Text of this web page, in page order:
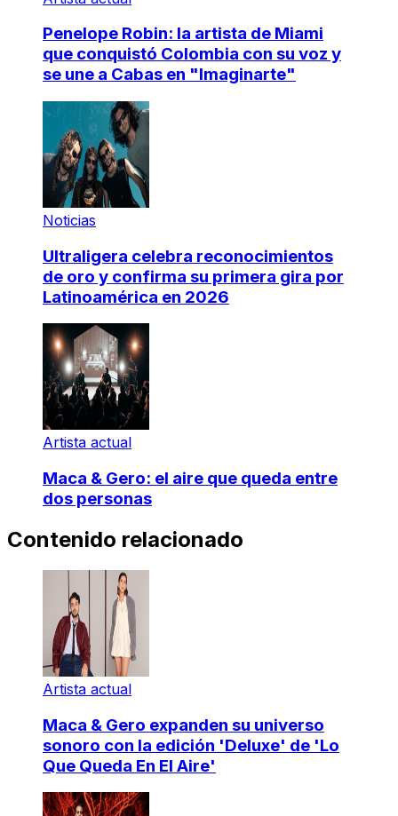
Penelope Robin: la artista de Miami
que conquistó Colombia con su voz y
se une a Cabas en "Imaginarte"
Noticias
Ultraligera celebra reconocimientos
de oro y confirma su primera gira por
Latinoamérica en 2026
Artista actual
Maca & Gero: el aire que queda entre
dos personas
Contenido relacionado
Artista actual
Maca & Gero expanden su universo
sonoro con la edición 'Deluxe' de 'Lo
Que Queda En El Aire'